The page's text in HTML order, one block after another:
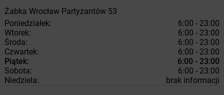
Żabka Wrocław Partyzantów 53
Poniedziałek:
6:00 - 23:00
Wtorek:
6:00 - 23:00
Środa:
6:00 - 23:00
Czwartek:
6:00 - 23:00
Piątek:
6:00 - 23:00
Sobota:
6:00 - 23:00
Niedziela:
brak informacji